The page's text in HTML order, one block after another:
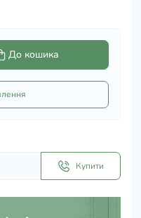
До кошика
Купити